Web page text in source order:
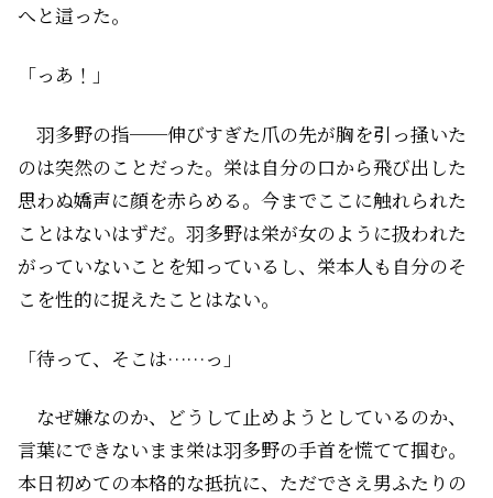
へと這った。
「っあ！」
羽多野の指──伸びすぎた爪の先が胸を引っ掻いた
のは突然のことだった。栄は自分の口から飛び出した
思わぬ嬌声に顔を赤らめる。今までここに触れられた
ことはないはずだ。羽多野は栄が女のように扱われた
がっていないことを知っているし、栄本人も自分のそ
こを性的に捉えたことはない。
「待って、そこは……っ」
なぜ嫌なのか、どうして止めようとしているのか、
言葉にできないまま栄は羽多野の手首を慌てて掴む。
本日初めての本格的な抵抗に、ただでさえ男ふたりの